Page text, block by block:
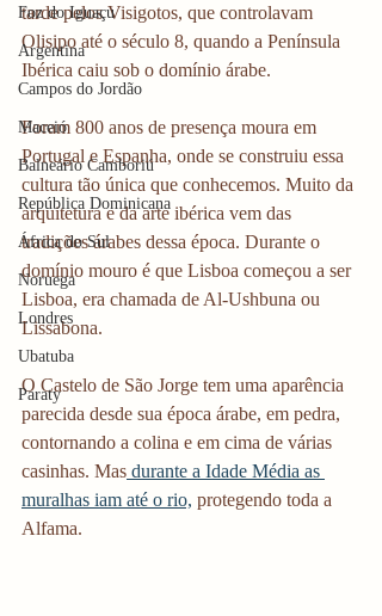
Foz do Iguaçu
Argentina
Campos do Jordão
Maceió
Balneário Camboriú
República Dominicana
África do Sul
Noruega
Londres
Ubatuba
Paraty
tarde pelos Visigotos, que controlavam
Olisipo até o século 8, quando a Península
Ibérica caiu sob o domínio árabe.
Foram 800 anos de presença moura em
Portugal e Espanha, onde se construiu essa
cultura tão única que conhecemos. Muito da
arquitetura e da arte ibérica vem das
tradições árabes dessa época. Durante o
domínio mouro é que Lisboa começou a ser
Lisboa, era chamada de Al-Ushbuna ou
Lissabona.
O Castelo de São Jorge tem uma aparência
parecida desde sua época árabe, em pedra,
contornando a colina e em cima de várias
casinhas. Mas durante a Idade Média as
muralhas iam até o rio, protegendo toda a
Alfama.